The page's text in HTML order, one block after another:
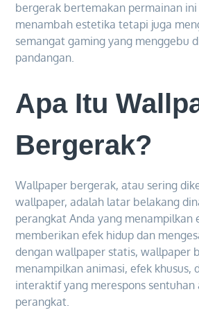
bergerak bertemakan permainan
menambah estetika tetapi juga
semangat gaming yang menggebu
pandangan.
Apa Itu
Bergerak?
Wallpaper bergerak, atau sering
wallpaper, adalah latar belakang
perangkat Anda yang menampilkan
memberikan efek hidup dan
dengan wallpaper statis, wallpaper
menampilkan animasi, efek khusus,
interaktif yang merespons sentuhan
perangkat.